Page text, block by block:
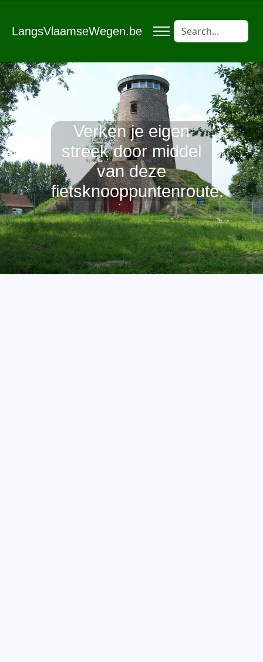
LangsVlaamseWegen.be
Verken je eigen
streek door middel
van deze
fietsknooppuntenroute.